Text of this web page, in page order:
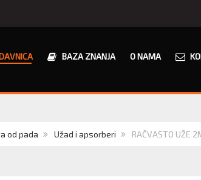
BAZA ZNANJA O NAMA
od pada Užad i apsorberi RAČVASTO UŽE